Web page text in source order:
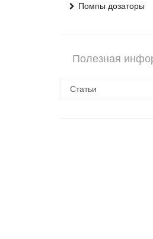
Помпы дозаторы
Полезная
Статьи